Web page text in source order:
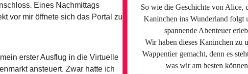
Eines Nachmittags
vor mir öffnete sich das Portal zu
erster Ausflug in die Virtuelle
ansteuert. Zwar hatte ich
So wie die Geschichte von Alice,
Kaninchen ins Wunderland folgt
spannende Abenteuer
Wir haben dieses Kaninchen zu
Wappentier gemacht, denn es
was wir am besten